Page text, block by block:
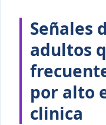
Señales
adultos
por alto
clinica